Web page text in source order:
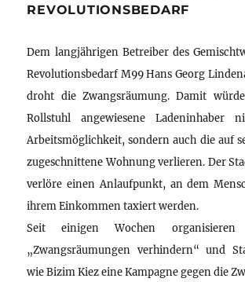
REVOLUTIONSBEDARF
Dem langjährigen Betreiber des
Revolutionsbedarf M99 Hans Georg
droht die Zwangsräumung. Damit
Rollstuhl angewiesene Ladeninhaber
Arbeitsmöglichkeit, sondern auch die auf
zugeschnittene Wohnung verlieren. Der
verlöre einen Anlaufpunkt, an dem
ihrem Einkommen taxiert werden.
Seit einigen Wochen
„Zwangsräumungen verhindern“ und
wie Bizim Kiez eine Kampagne gegen die